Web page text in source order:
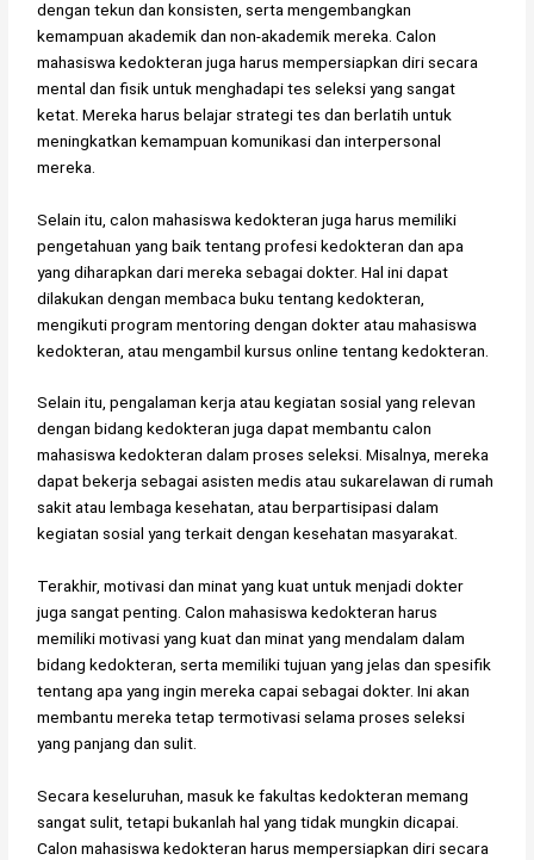
dengan tekun dan konsisten, serta mengembangkan
kemampuan akademik dan non-akademik mereka. Calon
mahasiswa kedokteran juga harus mempersiapkan diri secara
mental dan fisik untuk menghadapi tes seleksi yang sangat
ketat. Mereka harus belajar strategi tes dan berlatih untuk
meningkatkan kemampuan komunikasi dan interpersonal
mereka.
Selain itu, calon mahasiswa kedokteran juga harus memiliki
pengetahuan yang baik tentang profesi kedokteran dan apa
yang diharapkan dari mereka sebagai dokter. Hal ini dapat
dilakukan dengan membaca buku tentang kedokteran,
mengikuti program mentoring dengan dokter atau mahasiswa
kedokteran, atau mengambil kursus online tentang kedokteran.
Selain itu, pengalaman kerja atau kegiatan sosial yang relevan
dengan bidang kedokteran juga dapat membantu calon
mahasiswa kedokteran dalam proses seleksi. Misalnya, mereka
dapat bekerja sebagai asisten medis atau sukarelawan di rumah
sakit atau lembaga kesehatan, atau berpartisipasi dalam
kegiatan sosial yang terkait dengan kesehatan masyarakat.
Terakhir, motivasi dan minat yang kuat untuk menjadi dokter
juga sangat penting. Calon mahasiswa kedokteran harus
memiliki motivasi yang kuat dan minat yang mendalam dalam
bidang kedokteran, serta memiliki tujuan yang jelas dan spesifik
tentang apa yang ingin mereka capai sebagai dokter. Ini akan
membantu mereka tetap termotivasi selama proses seleksi
yang panjang dan sulit.
Secara keseluruhan, masuk ke fakultas kedokteran memang
sangat sulit, tetapi bukanlah hal yang tidak mungkin dicapai.
Calon mahasiswa kedokteran harus mempersiapkan diri secara